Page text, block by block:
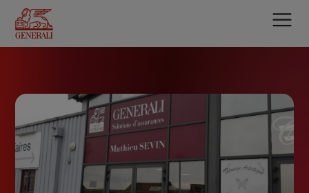
contenu
principal